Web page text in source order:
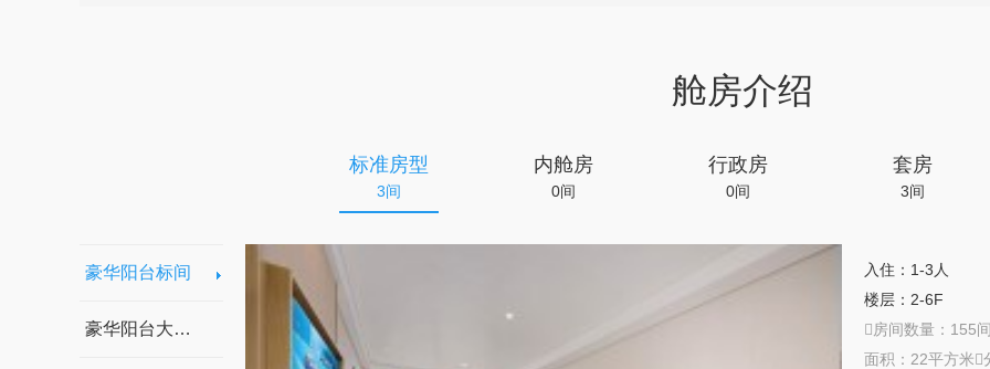
舱房介绍
标准房型
3间
内舱房
0间
行政房
0间
套房
3间
豪华阳台标间
豪华阳台大床房
入住：1-3人
楼层：2-6F
房间数量：155
面积：22平方米